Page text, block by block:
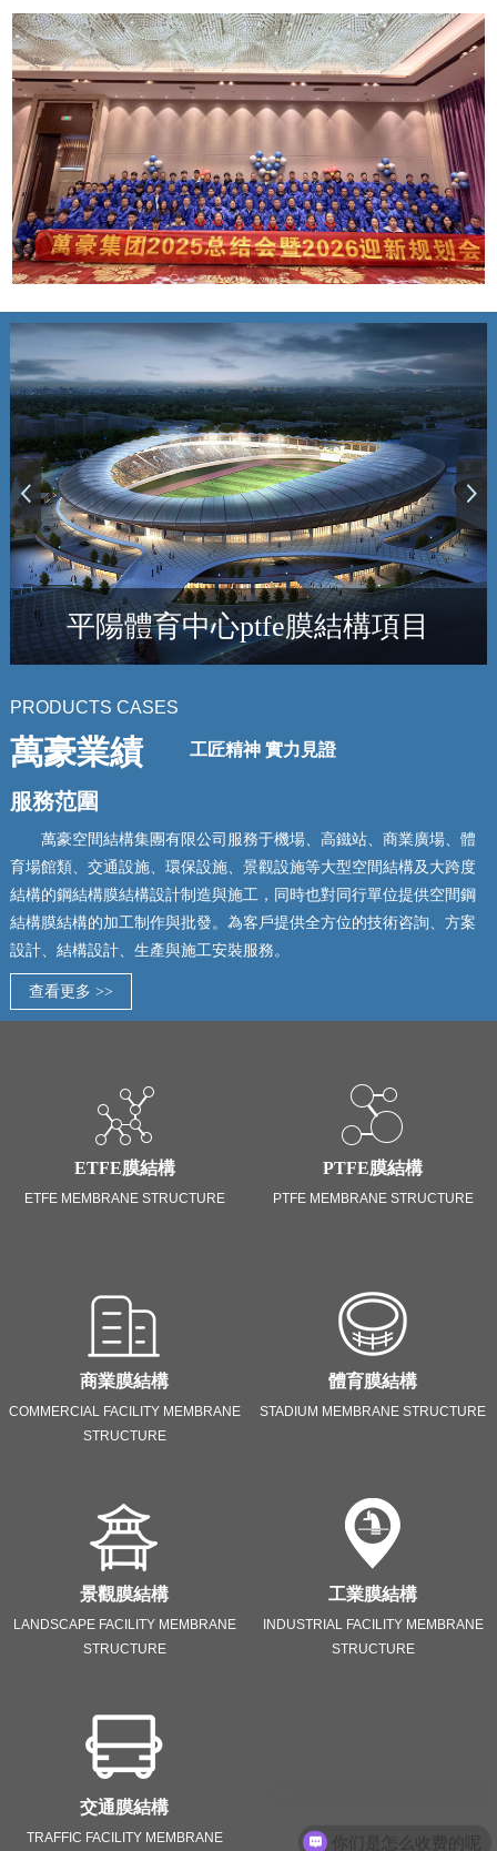
紅島國際會展中心PTFE膜結構項目
PRODUCTS CASES
萬豪業績 工匠精神 實力見證
服務范圍
萬豪空間結構集團有限公司服務于機場、高鐵站、商業廣場、體
育場館類、交通設施、環保設施、景觀設施等大型空間結構及大跨度
結構的鋼結構膜結構設計制造與施工，同時也對同行單位提供空間鋼
結構膜結構的加工制作與批發。為客戶提供全方位的技術咨詢、方案
設計、結構設計、生產與施工安裝服務。
查看更多 >>
ETFE膜結構
ETFE MEMBRANE STRUCTURE
PTFE膜結構
PTFE MEMBRANE STRUCTURE
商業膜結構
COMMERCIAL FACILITY MEMBRANE
STRUCTURE
體育膜結構
STADIUM MEMBRANE STRUCTURE
景觀膜結構
LANDSCAPE FACILITY MEMBRANE
STRUCTURE
工業膜結構
INDUSTRIAL FACILITY MEMBRANE
STRUCTURE
交通膜結構
TRAFFIC FACILITY MEMBRANE 你们是怎么收费的呢